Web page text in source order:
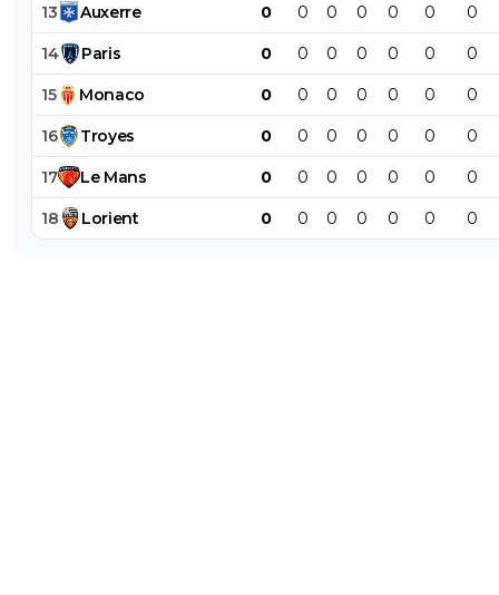
13 Auxerre 0 0 0 0 0 0 0
14 Paris 0 0 0 0 0 0 0
15 Monaco 0 0 0 0 0 0 0
16 Troyes 0 0 0 0 0 0 0
17 Le Mans 0 0 0 0 0 0 0
18 Lorient 0 0 0 0 0 0 0